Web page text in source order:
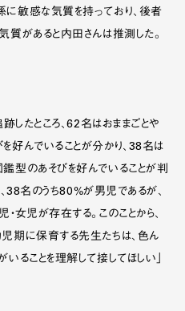
敏感な気質を持っており、後者
質があると内田さんは推測した。
したところ、62名はおままごとや
好んでいることが分かり、38名は
型のあそびを好んでいることが判
38名のうち80%が男児であるが、
女児が存在する。このことから、
期に保育する先生たちは、色ん
ることを理解して接してほしい」